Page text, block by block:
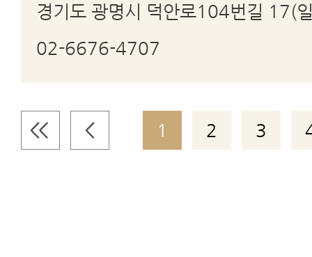
경기도 광명시 덕안로104번길 17(
02-6676-4707
1 2 3